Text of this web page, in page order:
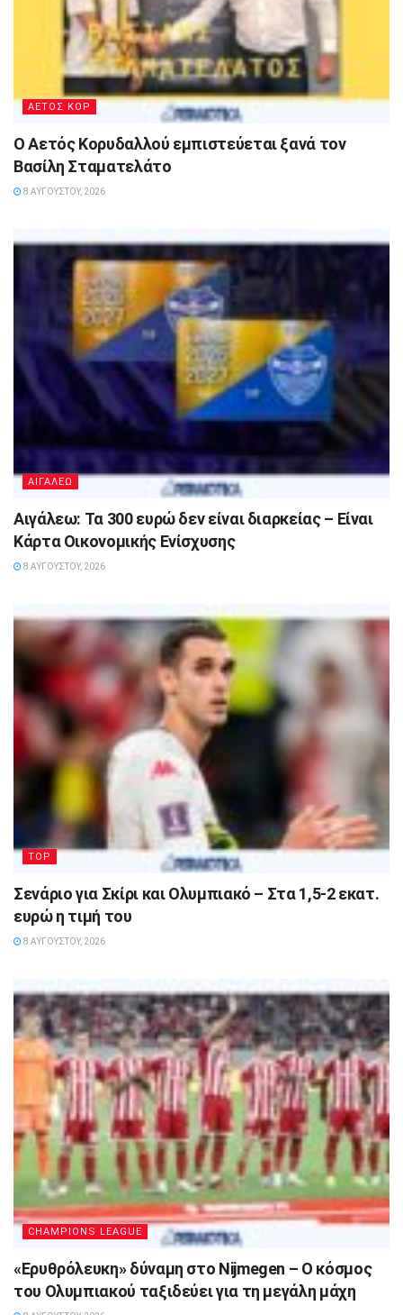
ΑΕΤΟΣ ΚΟΡ
Ο Αετός Κορυδαλλού εμπιστεύεται ξανά τον
Βασίλη Σταματελάτο
8 ΑΥΓΟΎΣΤΟΥ, 2026
ΑΙΓΑΛΕΩ
Αιγάλεω: Τα 300 ευρώ δεν είναι διαρκείας – Είναι
Κάρτα Οικονομικής Ενίσχυσης
8 ΑΥΓΟΎΣΤΟΥ, 2026
TOP
Σενάριο για Σκίρι και Ολυμπιακό – Στα 1,5-2 εκατ.
ευρώ η τιμή του
8 ΑΥΓΟΎΣΤΟΥ, 2026
CHAMPIONS LEAGUE
«Ερυθρόλευκη» δύναμη στο Nijmegen – Ο κόσμος
του Ολυμπιακού ταξιδεύει για τη μεγάλη μάχη